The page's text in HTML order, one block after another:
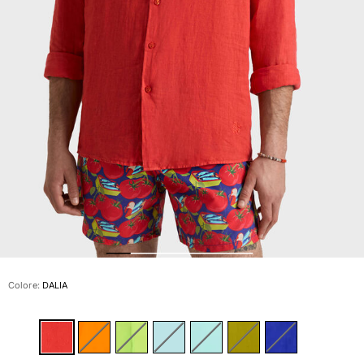
Slip
Magici
Vedi tutti i Costumi da bagno
Abbigliamento
Polo
Camicie
Bermuda
Pullover e Cardigan
Capispalla
Pantaloni
Maglieria
T-shirts
Taglie forti
Colore: DALIA